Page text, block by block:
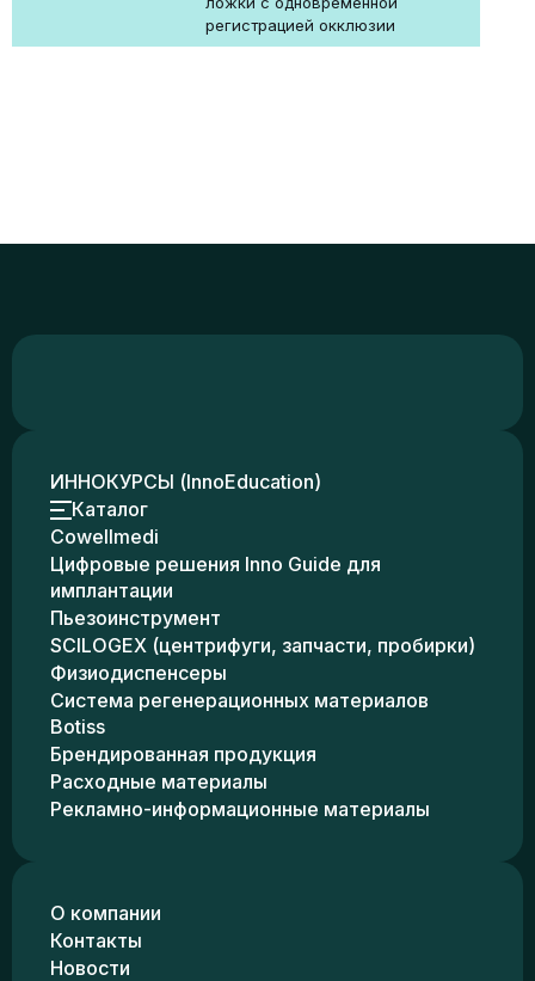
регистрацией окклюзии
ИННОКУРСЫ (InnoEducation)
Каталог
Cowellmedi
Цифровые решения Inno Guide для
имплантации
Пьезоинструмент
SCILOGEX (центрифуги, запчасти, пробирки)
Физиодиспенсеры
Система регенерационных материалов
Botiss
Брендированная продукция
Расходные материалы
Рекламно-информационные материалы
О компании
Контакты
Новости